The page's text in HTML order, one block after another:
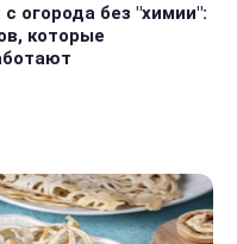
огорода без "химии":
которые